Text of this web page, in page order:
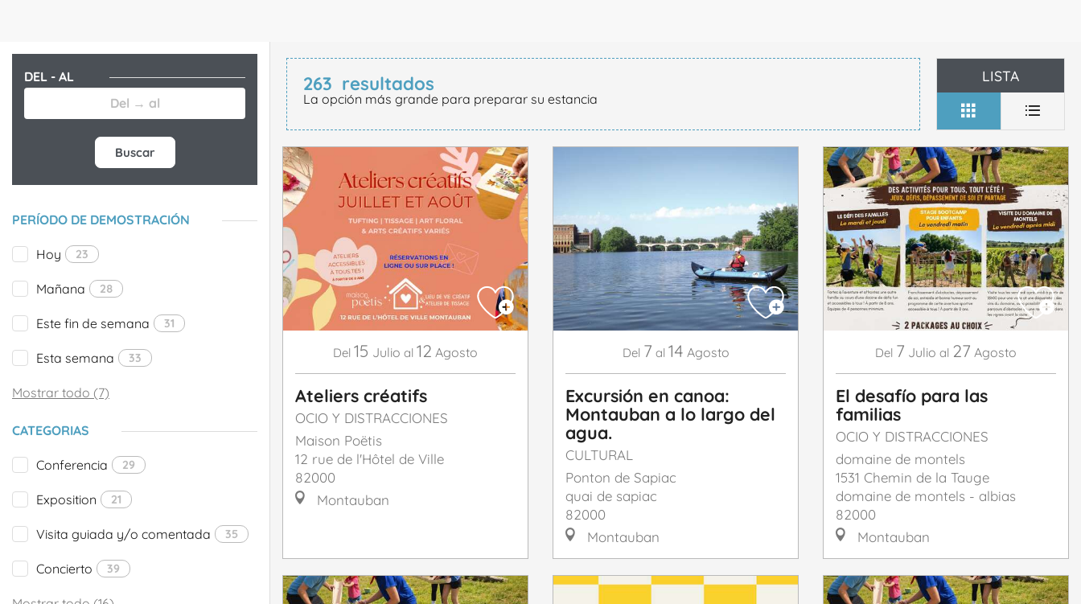
DEL - AL
Buscar
PERÍODO DE DEMOSTRACIÓN
Hoy 23
Mañana 28
Este fin de semana 31
Esta semana 33
Mostrar todo (7)
CATEGORIAS
Conferencia 29
Exposition 21
Visita guiada y/o comentada 35
Concierto 39
263 resultados
La opción más grande para preparar su estancia
LISTA
Del 15 Julio al 12 Agosto
Ateliers créatifs
OCIO Y DISTRACCIONES
Maison Poëtis
12 rue de l'Hôtel de Ville
82000
Montauban
Del 7 al 14 Agosto
Excursión en canoa:
Montauban a lo largo del
agua.
CULTURAL
Ponton de Sapiac
quai de sapiac
82000
Montauban
Del 7 Julio al 27 Agosto
El desafío para las
familias
OCIO Y DISTRACCIONES
domaine de montels
1531 Chemin de la Tauge
domaine de montels - albias
82000
Montauban